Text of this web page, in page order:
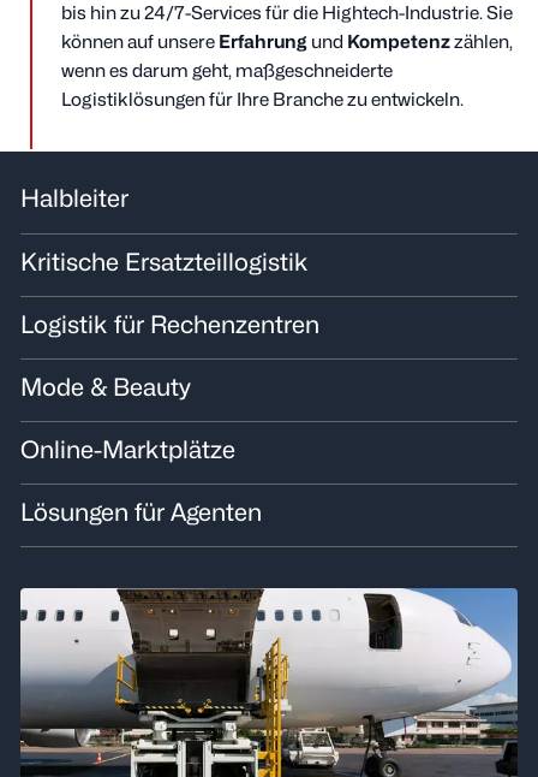
bis hin zu 24/7-Services für die Hightech-Industrie. Sie
können auf unsere Erfahrungund Kompetenzzählen,
wenn es darum geht, maßgeschneiderte
Logistiklösungen für Ihre Branche zu entwickeln.
Halbleiter
Kritische Ersatzteillogistik
Logistik für Rechenzentren
Mode & Beauty
Online-Marktplätze
Lösungen für Agenten